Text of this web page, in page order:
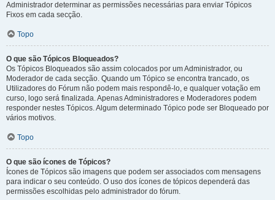
Administrador determinar as permissões necessárias para enviar Tópicos
Fixos em cada secção.
Topo
O que são Tópicos Bloqueados?
Os Tópicos Bloqueados são assim colocados por um Administrador, ou
Moderador de cada secção. Quando um Tópico se encontra trancado, os
Utilizadores do Fórum não podem mais respondê-lo, e qualquer votação em
curso, logo será finalizada. Apenas Administradores e Moderadores podem
responder nestes Tópicos. Algum determinado Tópico pode ser Bloqueado por
vários motivos.
Topo
O que são ícones de Tópicos?
Ícones de Tópicos são imagens que podem ser associados com mensagens
para indicar o seu conteúdo. O uso dos ícones de tópicos dependerá das
permissões escolhidas pelo administrador do fórum.